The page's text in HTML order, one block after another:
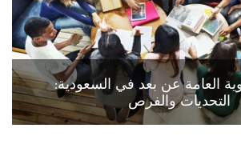
العامة عن بعد في السعودية:
التحديات والفرص